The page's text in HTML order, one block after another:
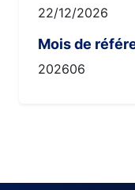
22/12/2026
Mois de
202606